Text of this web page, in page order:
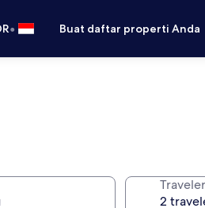
• Buat daftar properti Anda
Traveler